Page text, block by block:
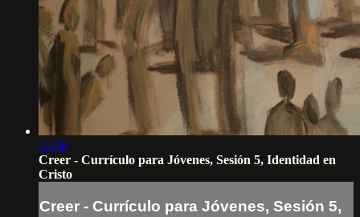
02:08
Creer - Currículo para Jóvenes, Sesión 5, Identidad en
Cristo
Creer - Currículo para Jóvenes, Sesión 5,